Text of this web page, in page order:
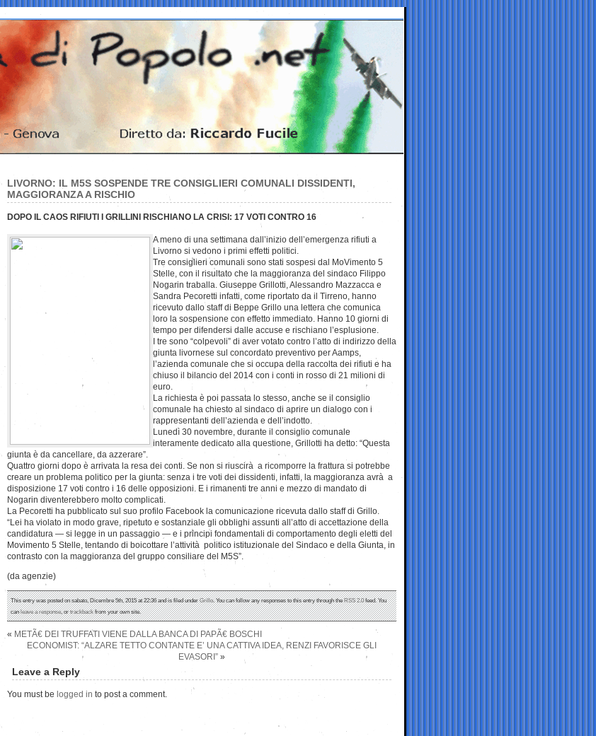
LIVORNO: IL M5S SOSPENDE TRE CONSIGLIERI COMUNALI DISSIDENTI,
MAGGIORANZA A RISCHIO
DOPO IL CAOS RIFIUTI I GRILLINI RISCHIANO LA CRISI: 17 VOTI CONTRO 16
A meno di una settimana dall’inizio dell’emergenza rifiuti a
Livorno si vedono i primi effetti politici.
Tre consiglieri comunali sono stati sospesi dal MoVimento 5
Stelle, con il risultato che la maggioranza del sindaco Filippo
Nogarin traballa. Giuseppe Grillotti, Alessandro Mazzacca e
Sandra Pecoretti infatti, come riportato da il Tirreno, hanno
ricevuto dallo staff di Beppe Grillo una lettera che comunica
loro la sospensione con effetto immediato. Hanno 10 giorni di
tempo per difendersi dalle accuse e rischiano l’esplusione.
I tre sono “colpevoli” di aver votato contro l’atto di indirizzo della
giunta livornese sul concordato preventivo per Aamps,
l’azienda comunale che si occupa della raccolta dei rifiuti e ha
chiuso il bilancio del 2014 con i conti in rosso di 21 milioni di
euro.
La richiesta è poi passata lo stesso, anche se il consiglio
comunale ha chiesto al sindaco di aprire un dialogo con i
rappresentanti dell’azienda e dell’indotto.
Lunedì 30 novembre, durante il consiglio comunale
interamente dedicato alla questione, Grillotti ha detto: “Questa
giunta è da cancellare, da azzerare”.
Quattro giorni dopo è arrivata la resa dei conti. Se non si riuscirà a ricomporre la frattura si potrebbe
creare un problema politico per la giunta: senza i tre voti dei dissidenti, infatti, la maggioranza avrà a
disposizione 17 voti contro i 16 delle opposizioni. E i rimanenti tre anni e mezzo di mandato di
Nogarin diventerebbero molto complicati.
La Pecoretti ha pubblicato sul suo profilo Facebook la comunicazione ricevuta dallo staff di Grillo.
“Lei ha violato in modo grave, ripetuto e sostanziale gli obblighi assunti all’atto di accettazione della
candidatura — si legge in un passaggio — e i principi fondamentali di comportamento degli eletti del
Movimento 5 Stelle, tentando di boicottare l’attività politico istituzionale del Sindaco e della Giunta, in
contrasto con la maggioranza del gruppo consiliare del M5S”.
(da agenzie)
This entry was posted on sabato, Dicembre 5th, 2015 at 22:36 and is filed underGrillo. You can follow any responses to this entry through theRSS 2.0feed. You
canleave a response, ortrackbackfrom your own site.
« METÃ€ DEI TRUFFATI VIENE DALLA BANCA DI PAPÃ€ BOSCHI
ECONOMIST: “ALZARE TETTO CONTANTE E’ UNA CATTIVA IDEA, RENZI FAVORISCE GLI
EVASORI” »
Leave a Reply
You must be logged in to post a comment.